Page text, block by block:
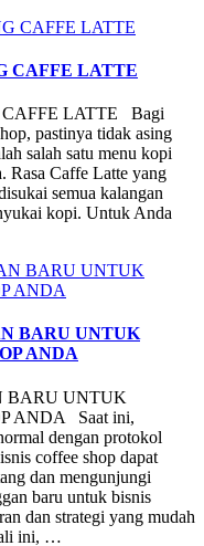
CAFFE LATTE
LATTE Bagi
pastinya tidak asing
salah satu menu kopi
Rasa Caffe Latte yang
semua kalangan
kopi. Untuk Anda
BARU UNTUK
ANDA
BARU UNTUK
ANDA Saat ini,
dengan protokol
coffee shop dapat
dan mengunjungi
baru untuk bisnis
dan strategi yang mudah
ini, …